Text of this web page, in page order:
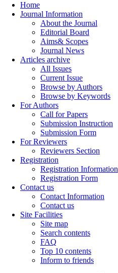
Home
Journal Information
About the Journal
Editorial Board
Aims& Scopes
Journal News
Articles archive
All Issues
Current Issue
Browse by Authors
Browse by Keywords
For Authors
Call for Papers
Submission Instruction
Submission Form
For Reviewers
Reviewers Section
Registration
Registration Information
Registration Form
Contact us
Contact Information
Contact us
Site Facilities
Site map
Search contents
FAQ
Top 10 contents
Inform to friends